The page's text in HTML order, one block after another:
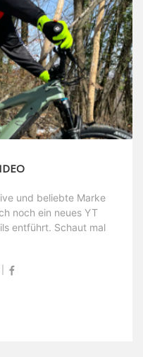
und beliebte Marke
noch ein neues YT
entführt. Schaut mal